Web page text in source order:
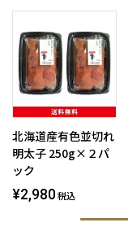
北海道産有色並切れ
明太子 250g×２パ
ック
¥2,980 税込